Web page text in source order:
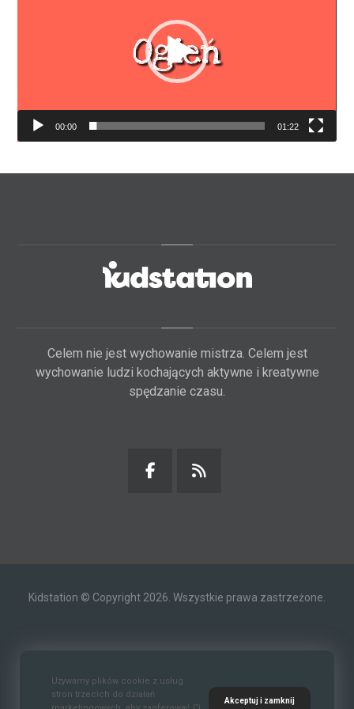
00:00 01:22
Celem nie jest wychowanie mistrza. Celem jest
wychowanie ludzi kochających aktywne i kreatywne
spędzanie czasu.
Kidstation © Copyright 2026. Wszystkie prawa zastrzeżone.
Używamy plików cookie z usług
stron trzecich do działań
Akceptuj i zamknij